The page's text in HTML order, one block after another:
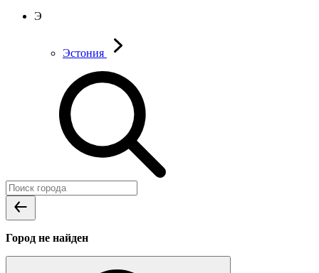
Э
Эстония
Город не найден